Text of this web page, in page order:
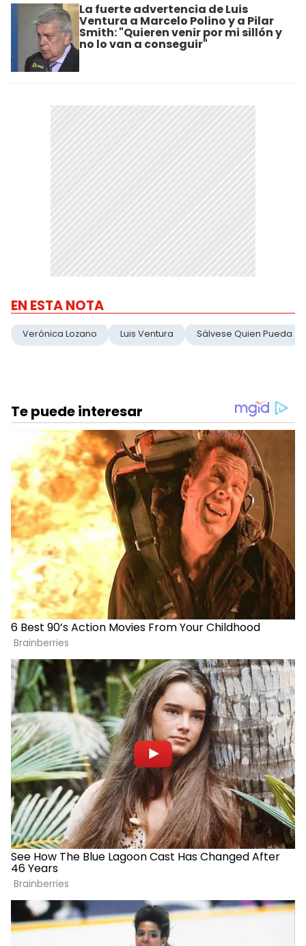
La fuerte advertencia de Luis
Ventura a Marcelo Polino y a Pilar
Smith: "Quieren venir por mi sillón y
no lo van a conseguir"
EN ESTA NOTA
Verónica Lozano Luis Ventura Sálvese Quien Pueda